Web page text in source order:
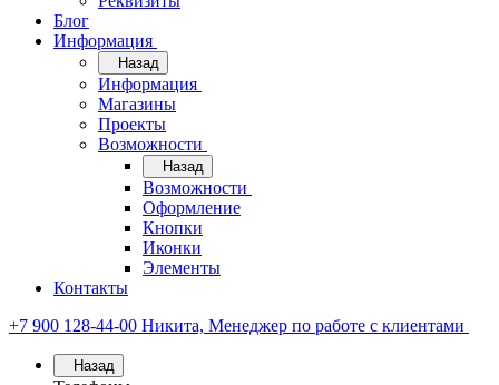
Блог
Информация
Назад
Информация
Магазины
Проекты
Возможности
Назад
Возможности
Оформление
Кнопки
Иконки
Элементы
Контакты
+7 900 128-44-00 Никита, Менеджер по работе с клиентами
Назад